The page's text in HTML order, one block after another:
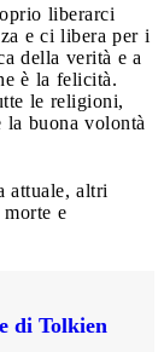
liberarci
e ci libera per i
della verità e a
è la felicità.
le religioni,
la buona volontà
attuale, altri
e
di Tolkien